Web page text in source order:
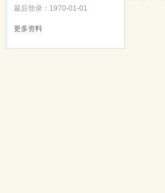
最后登录：1970-01-01
更多资料